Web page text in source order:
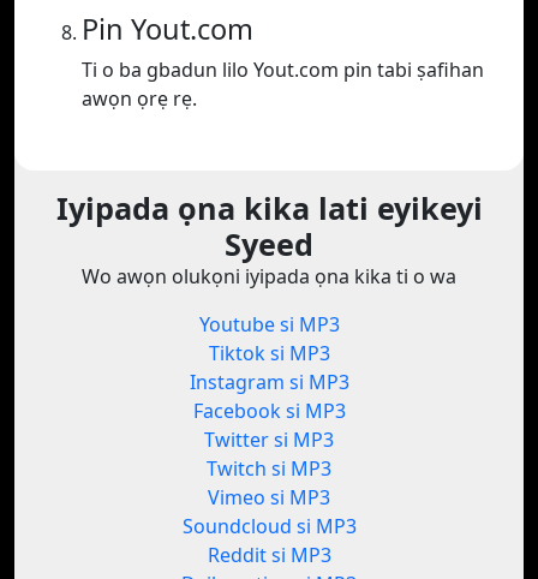
Pin Yout.com
Ti o ba gbadun lilo Yout.com pin tabi ṣafihan
awọn ọrẹ rẹ.
Iyipada ọna kika lati eyikeyi
Syeed
Wo awọn olukọni iyipada ọna kika ti o wa
Youtube si MP3
Tiktok si MP3
Instagram si MP3
Facebook si MP3
Twitter si MP3
Twitch si MP3
Vimeo si MP3
Soundcloud si MP3
Reddit si MP3